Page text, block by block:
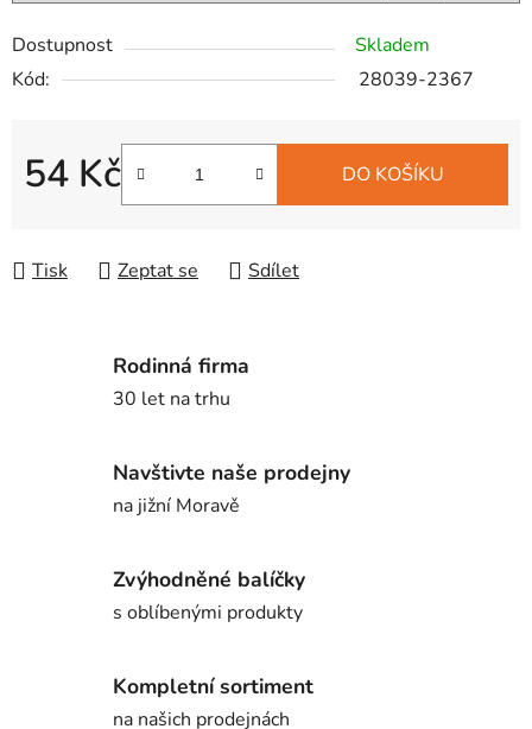
Dostupnost
Skladem
Kód:
28039-2367
54 Kč
Měrná cena:
DO KOŠÍKU
Tisk Zeptat se Sdílet
Rodinná firma
30 let na trhu
Navštivte naše prodejny
na jižní Moravě
Zvýhodněné balíčky
s oblíbenými produkty
Kompletní sortiment
na našich prodejnách